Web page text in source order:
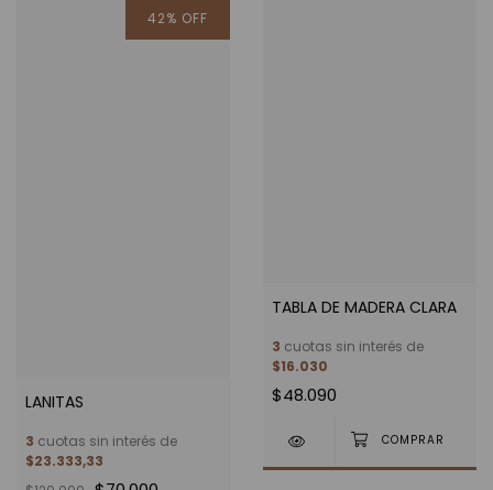
42% OFF
LANITAS
3 cuotas sin interés de
$23.333,33
TABLA DE MADERA CLARA
3 cuotas sin interés de
$16.030
$48.090